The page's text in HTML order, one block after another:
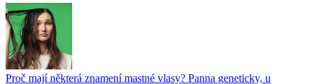
Proč mají některá znamení mastné vlasy? Panna geneticky, u